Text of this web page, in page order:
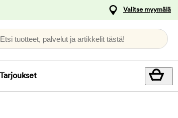
Valitse myymälä
Etsi tuotteet, palvelut ja artikkelit tästä!
Tarjoukset